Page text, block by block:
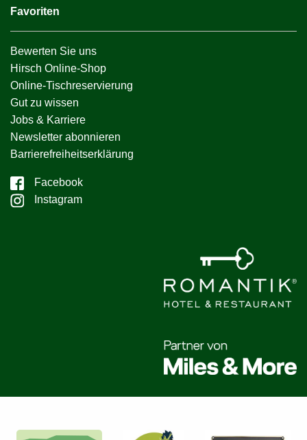
Favoriten
Bewerten Sie uns
Hirsch Online-Shop
Online-Tischreservierung
Gut zu wissen
Jobs & Karriere
Newsletter abonnieren
Barrierefreiheitserklärung
Facebook
Instagram